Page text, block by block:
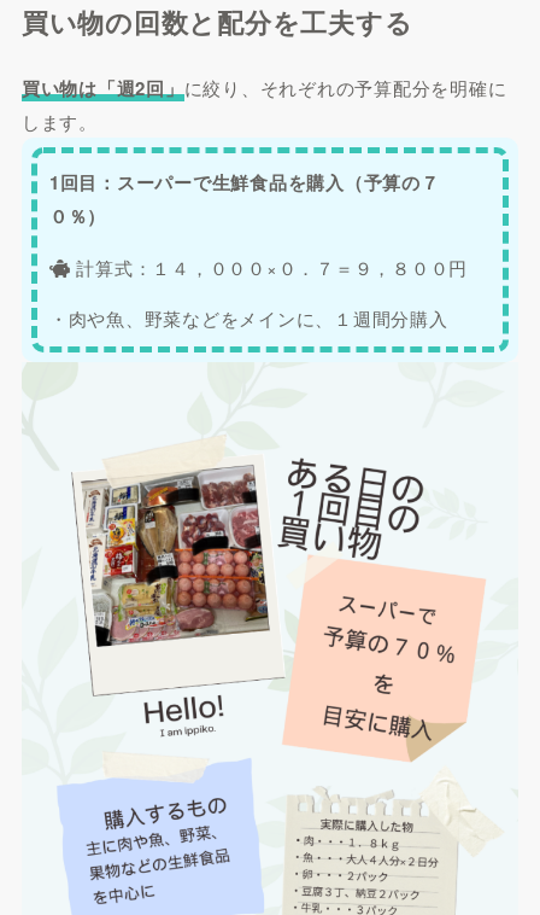
買い物の回数と配分を工夫する
買い物は「週2回」に絞り、それぞれの予算配分を明確に
します。
1回目：スーパーで生鮮食品を購入（予算の７
０％）
計算式：１４，０００×０．７＝９，８００円
・肉や魚、野菜などをメインに、１週間分購入